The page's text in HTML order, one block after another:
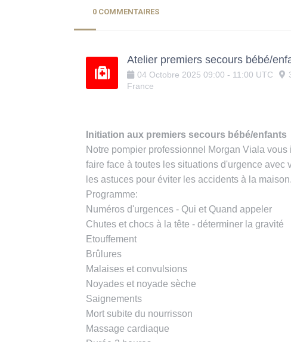
0 COMMENTAIRES
Atelier premiers secours bébé/
04 Octobre 2025 09:00 - 11:00 UTC
France
Initiation aux premiers secours bébé/enfants
Notre pompier professionnel Morgan Viala
faire face à toutes les situations d'urgence avec
les astuces pour éviter les accidents à la maison.
Programme:
Numéros d'urgences - Qui et Quand appeler
Chutes et chocs à la tête - déterminer la gravité
Etouffement
Brûlures
Malaises et convulsions
Noyades et noyade sèche
Saignements
Mort subite du nourrisson
Massage cardiaque